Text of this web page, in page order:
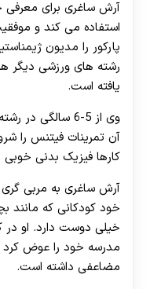
آرش ساغری برای معرفی
استفاده می کند و
پارکور را مدیون
رشته های ورزشی دیگر
یافته است.
وی از 5-6
آن تمرینات فیتنس را
کارها فیزیک بدنی خوبی
آرش ساغری به مربی
خود کودکانی که
مدرسه خود را عوض کرد
مضاعفی داشته است.